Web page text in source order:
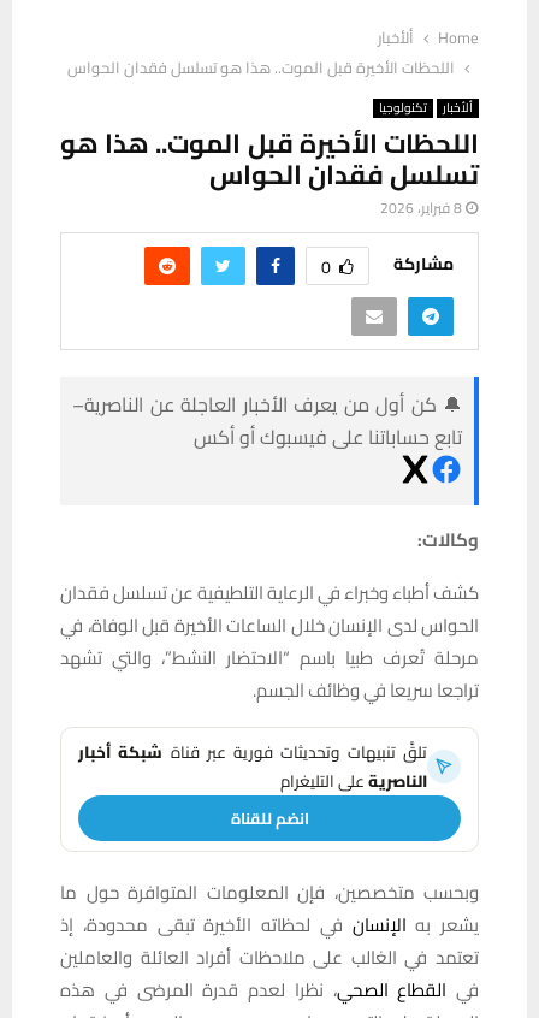
Home
ألأخبار
اللحظات الأخيرة قبل الموت.. هذا هو تسلسل فقدان الحواس
ألأخبار تكنولوجيا
اللحظات الأخيرة قبل الموت.. هذا هو
تسلسل فقدان الحواس
8 فبراير، 2026
مشاركة 0
🔔 كن أول من يعرف الأخبار العاجلة عن الناصرية–
تابع حساباتنا على فيسبوك أو أكس
وكالات:
كشف أطباء وخبراء في الرعاية التلطيفية عن تسلسل فقدان
الحواس لدى الإنسان خلال الساعات الأخيرة قبل الوفاة، في
مرحلة تُعرف طبيا باسم “الاحتضار النشط”، والتي تشهد
تراجعا سريعا في وظائف الجسم.
تلقَّ تنبيهات وتحديثات فورية عبر قناة شبكة أخبار
الناصريةعلى التليغرام
انضم للقناة
وبحسب متخصصين، فإن المعلومات المتوافرة حول ما
يشعر به الإنسان في لحظاته الأخيرة تبقى محدودة، إذ
تعتمد في الغالب على ملاحظات أفراد العائلة والعاملين
في القطاع الصحي، نظرا لعدم قدرة المرضى في هذه